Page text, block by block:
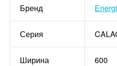
Бренд
Серия
Ширина 600